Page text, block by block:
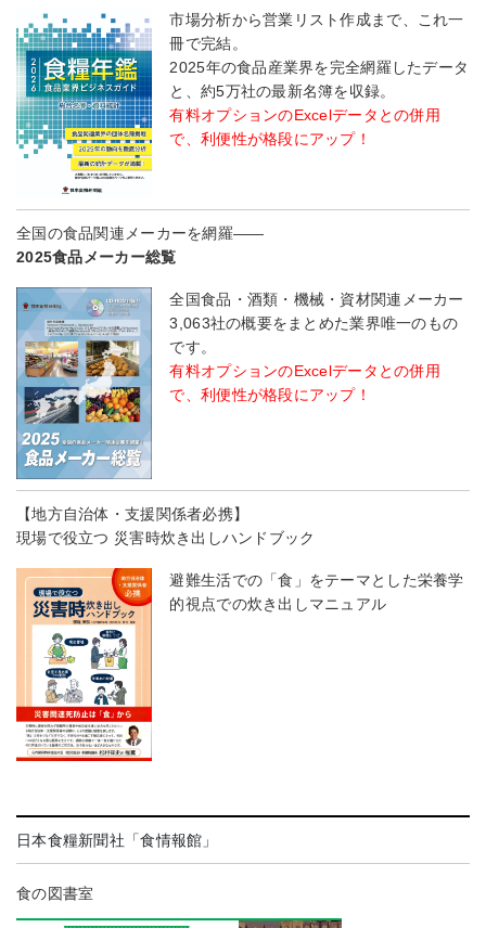
市場分析から営業リスト作成まで、これ一
冊で完結。
2025年の食品産業界を完全網羅したデータ
と、約5万社の最新名簿を収録。
有料オプションのExcelデータとの併用
で、利便性が格段にアップ！
全国の食品関連メーカーを網羅――
2025食品メーカー総覧
全国食品・酒類・機械・資材関連メーカー
3,063社の概要をまとめた業界唯一のもの
です。
有料オプションのExcelデータとの併用
で、利便性が格段にアップ！
【地方自治体・支援関係者必携】
現場で役立つ 災害時炊き出しハンドブック
避難生活での「食」をテーマとした栄養学
的視点での炊き出しマニュアル
日本食糧新聞社「食情報館」
食の図書室